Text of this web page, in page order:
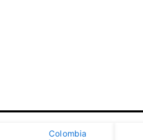
Colombia